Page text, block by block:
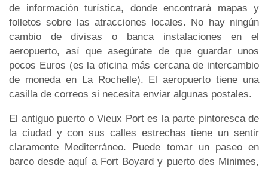
de información turística, donde encontrará mapas y
folletos sobre las atracciones locales. No hay ningún
cambio de divisas o banca instalaciones en el
aeropuerto, así que asegúrate de que guardar unos
pocos Euros (es la oficina más cercana de intercambio
de moneda en La Rochelle). El aeropuerto tiene una
casilla de correos si necesita enviar algunas postales.
El antiguo puerto o Vieux Port es la parte pintoresca de
la ciudad y con sus calles estrechas tiene un sentir
claramente Mediterráneo. Puede tomar un paseo en
barco desde aquí a Fort Boyard y puerto des Minimes,